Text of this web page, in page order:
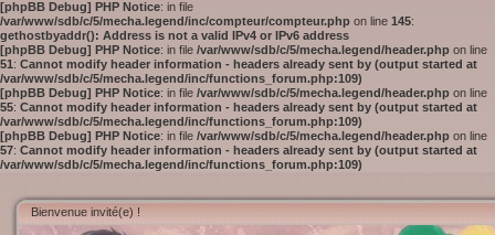
[phpBB Debug] PHP Notice: in file
/var/www/sdb/c/5/mecha.legend/inc/compteur/compteur.php on line 145:
gethostbyaddr(): Address is not a valid IPv4 or IPv6 address
[phpBB Debug] PHP Notice: in file /var/www/sdb/c/5/mecha.legend/header.php on line
51: Cannot modify header information - headers already sent by (output started at
/var/www/sdb/c/5/mecha.legend/inc/functions_forum.php:109)
[phpBB Debug] PHP Notice: in file /var/www/sdb/c/5/mecha.legend/header.php on line
55: Cannot modify header information - headers already sent by (output started at
/var/www/sdb/c/5/mecha.legend/inc/functions_forum.php:109)
[phpBB Debug] PHP Notice: in file /var/www/sdb/c/5/mecha.legend/header.php on line
57: Cannot modify header information - headers already sent by (output started at
/var/www/sdb/c/5/mecha.legend/inc/functions_forum.php:109)
Bienvenue invité(e) !